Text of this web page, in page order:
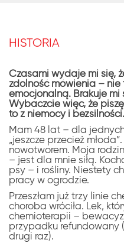
HISTORIA
Czasami wydaje mi się,
zdolność mówienia –
emocjonalną. Brakuje mi
Wybaczcie więc, że
to z niemocy i bezsilności.
Mam 48 lat – dla
„jeszcze przecież
nowotworem. Moja
– jest dla mnie siłą.
psy – i rośliny. Niestety
pracy w ogrodzie.
Przeszłam już trzy linie
choroba wróciła. Lek,
chemioterapii –
przypadku
drugi raz).